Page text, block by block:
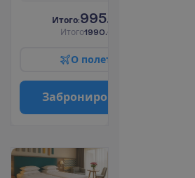
Итого:995.00
Итого1990.00
О полет
Заброниро